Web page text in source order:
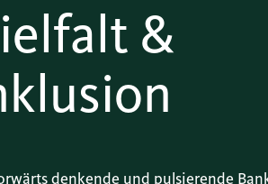
&
denkende und pulsierende